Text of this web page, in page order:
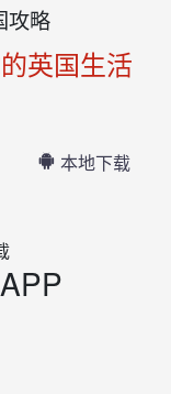
攻略
英国生活
本地下载